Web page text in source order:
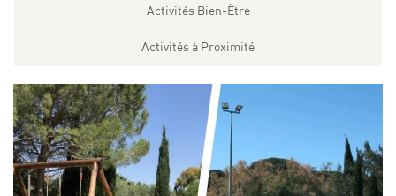
Activités Bien-Être
Activités à Proximité